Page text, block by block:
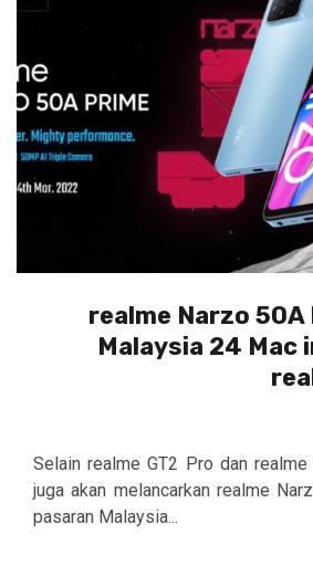
realme Narzo
Malaysia 24 Mac
Selain realme GT2 Pro dan
juga akan melancarkan realme
pasaran Malaysia...